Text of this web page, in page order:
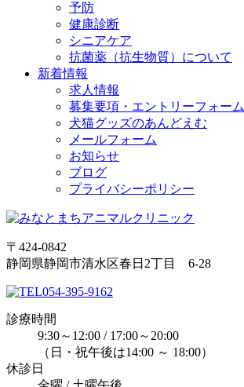
予防
健康診断
シニアケア
抗菌薬（抗生物質）について
新着情報
求人情報
募集要項・エントリーフォーム
犬猫グッズのあんどえむ
メールフォーム
お知らせ
ブログ
プライバシーポリシー
〒424-0842
静岡県静岡市清水区春日2丁目 6-28
054-395-9162
診療時間
9:30～12:00 / 17:00～20:00
（日・祝午後は14:00 ～ 18:00）
休診日